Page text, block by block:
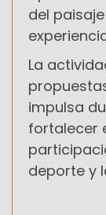
del
La
impulsa
fortalecer
deporte y